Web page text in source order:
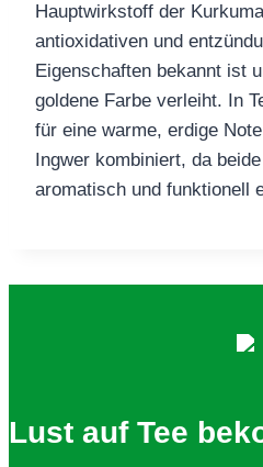
Hauptwirkstoff der
antioxidativen und
Eigenschaften bekannt ist
goldene Farbe verleiht. In
für eine warme, erdige
Ingwer kombiniert, da
aromatisch und funktionell
Lust auf Tee